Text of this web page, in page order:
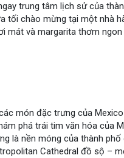
trung tâm lịch sử của
tối chào mừng tại một nhà
mát và margarita thơm
món đặc trưng của
phá trái tim văn hóa của
là nền móng của thành
Cathedral đồ sộ –